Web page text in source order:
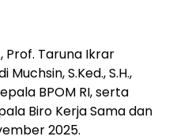
Taruna Ikrar
S.Ked., S.H.,
BPOM RI, serta
Biro Kerja Sama dan
2025.